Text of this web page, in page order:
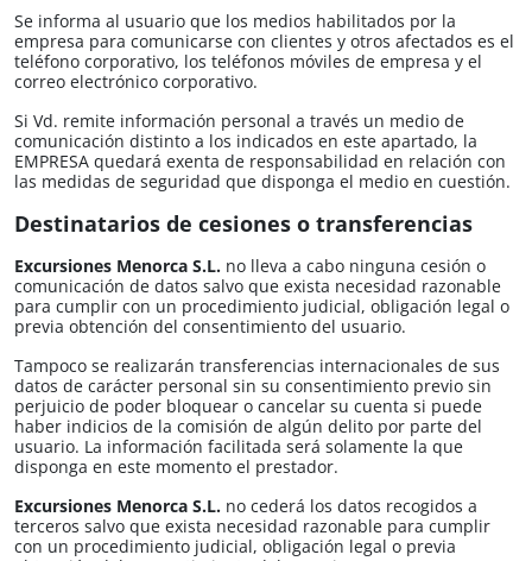
Se informa al usuario que los medios habilitados por la
empresa para comunicarse con clientes y otros afectados es el
teléfono corporativo, los teléfonos móviles de empresa y el
correo electrónico corporativo.
Si Vd. remite información personal a través un medio de
comunicación distinto a los indicados en este apartado, la
EMPRESA quedará exenta de responsabilidad en relación con
las medidas de seguridad que disponga el medio en cuestión.
Destinatarios de cesiones o transferencias
Excursiones Menorca S.L.​​ no lleva a cabo ninguna cesión o
comunicación de datos salvo que exista necesidad razonable
para cumplir con un procedimiento judicial, obligación legal o
previa obtención del consentimiento del usuario.
Tampoco se realizarán transferencias internacionales de sus
datos de carácter personal sin su consentimiento previo sin
perjuicio de poder bloquear o cancelar su cuenta si puede
haber indicios de la comisión de algún delito por parte del
usuario. La información facilitada será solamente la que
disponga en este momento el prestador.
Excursiones Menorca S.L.​​ no cederá los datos recogidos a
terceros salvo que exista necesidad razonable para cumplir
con un procedimiento judicial, obligación legal o previa